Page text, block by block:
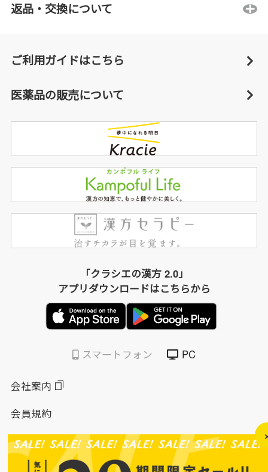
返品・交換について
ご利用ガイドはこちら
医薬品の販売について
「クラシエの漢方 2.0」
アプリダウンロードはこちらから
スマートフォン PC
会社案内
会員規約
個人情報保護方針
特定商取引法に基づく表示